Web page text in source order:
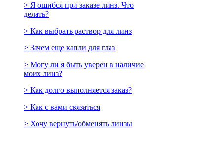
> Я ошибся при заказе линз. Что
делать?
> Как выбрать раствор для линз
> Зачем еще капли для глаз
> Могу ли я быть уверен в наличие
моих линз?
> Как долго выполняется заказ?
> Как с вами связаться
> Хочу вернуть/обменять линзы